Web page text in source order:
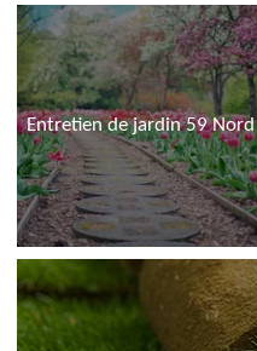
Entretien de jardin 59 Nord